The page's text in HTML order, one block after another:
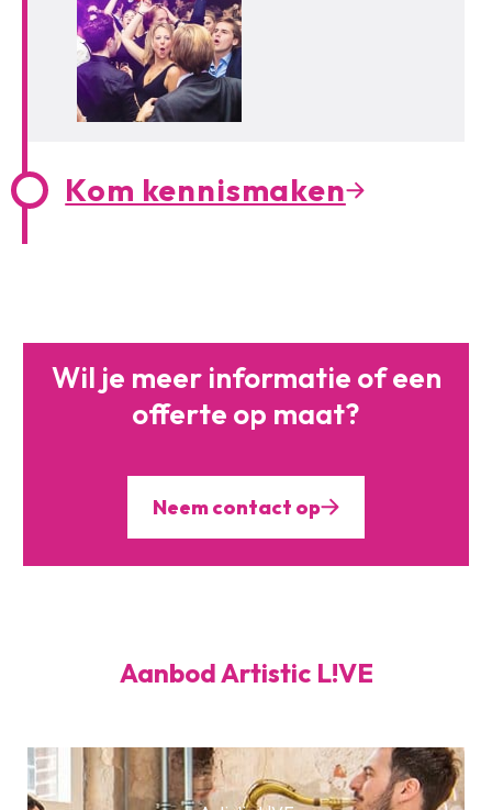
Kom kennismaken
Wil je meer informatie ofeen
offerte op maat?
Neem contact op
Aanbod Artistic L!VE